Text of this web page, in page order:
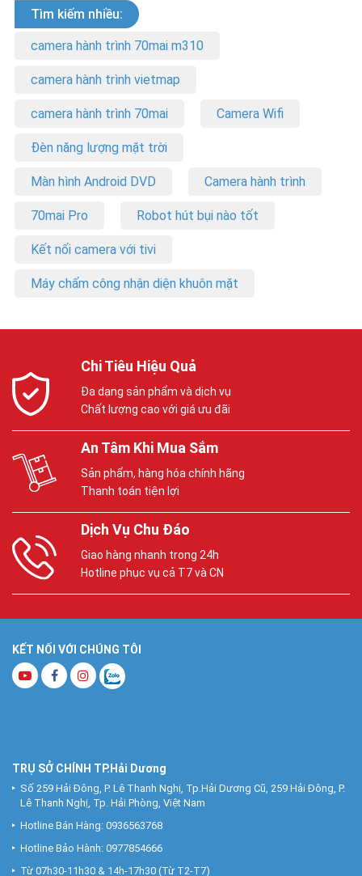
Tìm kiếm nhiều:
camera hành trình 70mai m310
camera hành trình vietmap
camera hành trình 70mai Camera Wifi
Đèn năng lượng mặt trời
Màn hình Android DVD Camera hành trình
70mai Pro Robot hút bụi nào tốt
Kết nối camera với tivi
Máy chấm công nhận diện khuôn mặt
Chi Tiêu Hiệu Quả
Đa dạng sản phẩm và dịch vụ
Chất lượng cao với giá ưu đãi
An Tâm Khi Mua Sắm
Sản phẩm, hàng hóa chính hãng
Thanh toán tiện lợi
Dịch Vụ Chu Đáo
Giao hàng nhanh trong 24h
Hotline phục vụ cả T7 và CN
KẾT NỐI VỚI CHÚNG TÔI
TRỤ SỞ CHÍNH TP.Hải Dương
Số 259 Hải Đông, P. Lê Thanh Nghị, Tp.Hải Dương Cũ, 259 Hải Đông, P.
Lê Thanh Nghị, Tp. Hải Phòng, Việt Nam
Hotline Bán Hàng: 0936563768
Hotline Bảo Hành: 0977854666
Từ 07h30-11h30 & 14h-17h30 (Từ T2-T7)